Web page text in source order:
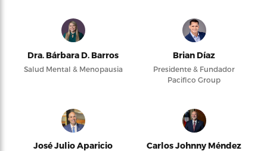
Dra. Bárbara D. Barros
Salud Mental & Menopausia
Brian Díaz
Presidente & Fundador
Pacifico Group
José Julio Aparicio
Carlos Johnny Méndez